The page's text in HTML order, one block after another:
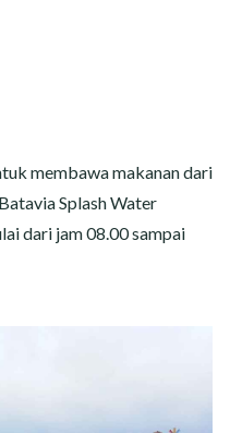
membawa makanan dari
Splash Water
dari jam 08.00 sampai